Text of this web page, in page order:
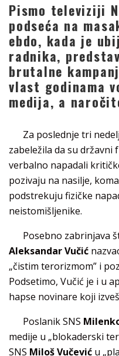
Pismo televiziji
podseća na
ebdo, kada je
radnika,
brutalne
vlast godinama
medija, a
Za poslednje tri
zabeležila da su
verbalno napadali
pozivaju na nasilje,
podstrekuju fizičke
neistomišljenike.
Posebno zabrinjava
Aleksandar Vučić
„čistim terorizmom” i
Podsetimo, Vučić je i u
hapse novinare koji
Poslanik SNS
medije u „blokaderski
SNS Miloš Vučević u